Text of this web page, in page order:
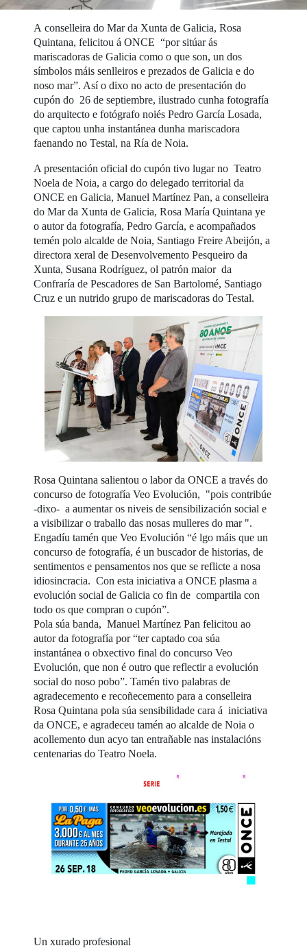
A conselleira do Mar da Xunta de Galicia, Rosa
Quintana, felicitou á ONCE “por sitúar ás
mariscadoras de Galicia como o que son, un dos
símbolos máis senlleiros e prezados de Galicia e do
noso mar”. Así o dixo no acto de presentación do
cupón do 26 de septiembre, ilustrado cunha fotografía
do arquitecto e fotógrafo noiés Pedro García Losada,
que captou unha instantánea dunha mariscadora
faenando no Testal, na Ría de Noia.
A presentación oficial do cupón tivo lugar no Teatro
Noela de Noia, a cargo do delegado territorial da
ONCE en Galicia, Manuel Martínez Pan, a conselleira
do Mar da Xunta de Galicia, Rosa María Quintana ye
o autor da fotografía, Pedro García, e acompañados
temén polo alcalde de Noia, Santiago Freire Abeijón, a
directora xeral de Desenvolvemento Pesqueiro da
Xunta, Susana Rodríguez, ol patrón maior da
Confraría de Pescadores de San Bartolomé, Santiago
Cruz e un nutrido grupo de mariscadoras do Testal.
Rosa Quintana salientou o labor da ONCE a través do
concurso de fotografía Veo Evolución, "pois contribúe
-dixo- a aumentar os niveis de sensibilización social e
a visibilizar o traballo das nosas mulleres do mar ".
Engadíu tamén que Veo Evolución “é lgo máis que un
concurso de fotografía, é un buscador de historias, de
sentimentos e pensamentos nos que se reflicte a nosa
idiosincracia. Con esta iniciativa a ONCE plasma a
evolución social de Galicia co fin de compartila con
todo os que compran o cupón”.
Pola súa banda, Manuel Martínez Pan felicitou ao
autor da fotografía por “ter captado coa súa
instantánea o obxectivo final do concurso Veo
Evolución, que non é outro que reflectir a evolución
social do noso pobo”. Tamén tivo palabras de
agradecemento e recoñecemento para a conselleira
Rosa Quintana pola súa sensibilidade cara á iniciativa
da ONCE, e agradeceu tamén ao alcalde de Noia o
acollemento dun acyo tan entrañable nas instalacións
centenarias do Teatro Noela.
Un xurado profesional